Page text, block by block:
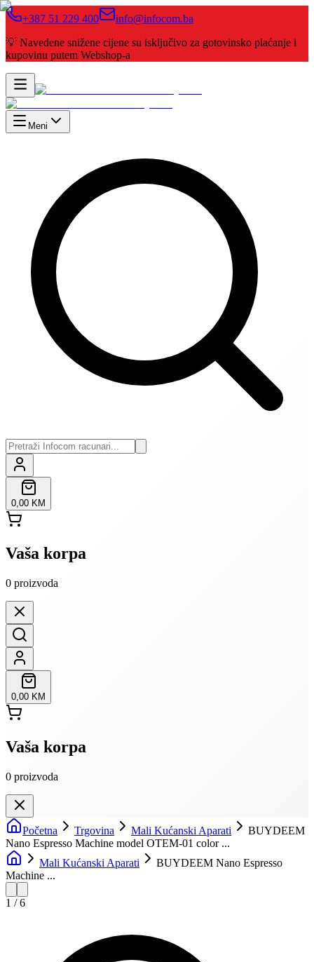
+387 51 229 400
info@infocom.ba
💡 Navedene snižene cijene su isključivo za gotovinsko plaćanje i
kupovinu putem Webshop-a
Meni
0,00 KM
Vaša korpa
0 proizvoda
0,00 KM
Vaša korpa
0 proizvoda
Početna Trgovina Mali Kućanski Aparati
BUYDEEM
Nano Espresso Machine model OTEM-01 color ...
Mali Kućanski Aparati
BUYDEEM Nano Espresso
Machine ...
1 /6